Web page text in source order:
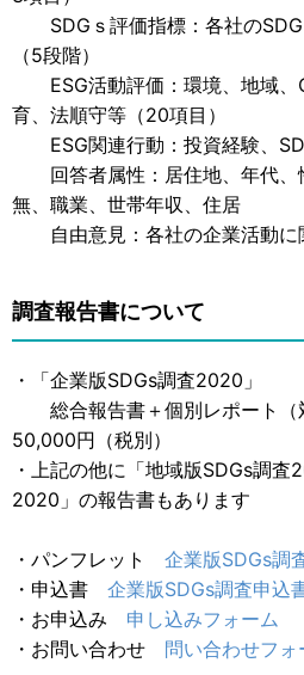
SDGｓ評価指標：各社のSDG
（5段階）
ESG活動評価：環境、地域、
育、法順守等（20項目）
ESG関連行動：投資経験、
回答者属性：居住地、年代、
無、職業、世帯年収、住居
自由意見：各社の企業活動に
調査報告書について
・「企業版SDGs調査2020」
総合報告書＋個別レポート（
50,000円（税別）
・上記の他に「地域版SDGs調査
2020」の報告書もあります
・パンフレット 企業版SDGs調
・申込書 企業版SDGs調査申込
・お申込み 申し込みフォーム
・お問い合わせ 問い合わせフォ